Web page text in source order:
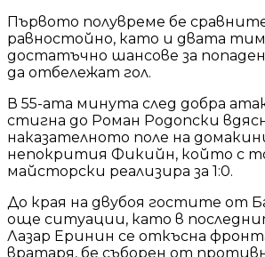
Първото полувреме бе
равностойно, като и двата
достатъчно шансове за
да отбележат гол.
В 55-ата минута след добра
стигна до Роман Родопски
наказателното поле на
непокрития Фикийн, който с
майсторски реализира за 1:0.
До края на двубоя гостите от
още ситуации, като в
Лазар Еринин се откъсна
вратаря, бе съборен от